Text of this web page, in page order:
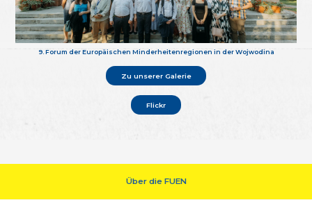
9. Forum der Europäischen Minderheitenregionen in der Wojwodina
Zu unserer Galerie
Flickr
Über die FUEN